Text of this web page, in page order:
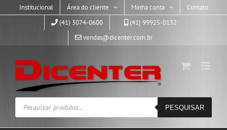
Institucional Área do cliente Minha conta
Contato
(41) 3074-0600
(41) 99925-0132
vendas@dicenter.com.br
Pesquisar
produtos
PESQUISAR